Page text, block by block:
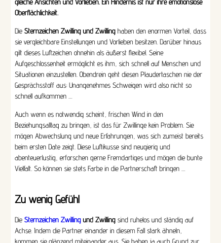
gleiche Ansichten und Vorlieben. Ein Hindernis ist nur ihre emotionslose
Oberflächlichkeit.
Die Sternzeichen Zwilling und Zwillinghaben den enormen Vorteil, dass
sie vergleichbare Einstellungen und Vorlieben besitzen. Darüber hinaus
gilt dieses Luftzeichen ohnehin als äußerst flexibel. Seine
Aufgeschlossenheit ermöglicht es ihm, sich schnell auf Menschen und
Situationen einzustellen. Obendrein geht diesen Plaudertaschen nie der
Gesprächsstoff aus: Unangenehmes Schweigen wird also nicht so
schnell aufkommen …
Auch wenn es notwendig scheint, frischen Wind in den
Beziehungsalltag zu bringen, ist das für Zwillinge kein Problem. Sie
mögen Abwechslung und neue Erfahrungen, was sich zumeist bereits
beim ersten Date zeigt. Diese Luftikusse sind neugierig und
abenteuerlustig, erforschen gerne Fremdartiges und mögen die bunte
Vielfalt. So können sie stets Farbe in die Partnerschaft bringen …
Zu wenig Gefühl
Die Sternzeichen Zwillingund Zwillingsind ruhelos und ständig auf
Achse. Indem die Partner einander in diesem Fall stark ähneln,
kommen sie glänzend miteinander aus. Sie haben ja auch Grund zur